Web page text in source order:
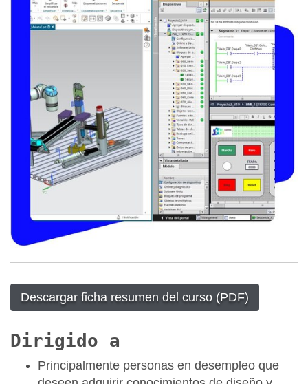
Descargar ficha resumen del curso (PDF)
Dirigido a
Principalmente personas en desempleo que